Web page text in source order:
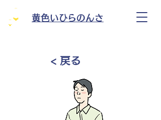
黄色いひらのんさ
< 戻る